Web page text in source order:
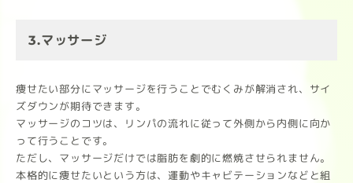
3.マッサージ
痩せたい部分にマッサージを行うことでむくみが解消され、サイ
ズダウンが期待できます。
マッサージのコツは、リンパの流れに従って外側から内側に向か
って行うことです。
ただし、マッサージだけでは脂肪を劇的に燃焼させられません。
本格的に痩せたいという方は、運動やキャビテーションなどと組